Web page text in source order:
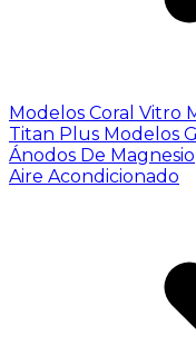
Modelos Coral Vitro
Titan Plus Modelos
Ánodos De Magnesio
Aire Acondicionado